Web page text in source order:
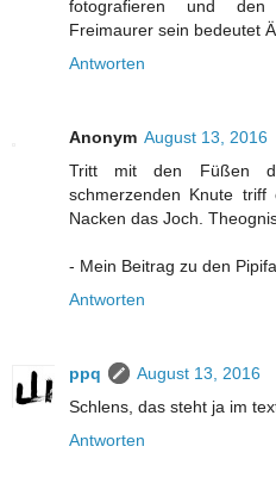
fotografieren und den
Freimaurer sein bedeutet
Antworten
Anonym August 13, 2016
Tritt mit den Füßen
schmerzenden Knute
Nacken das Joch.
- Mein Beitrag zu den
Antworten
ppq
August 13, 2016
Schlens, das steht ja im
Antworten